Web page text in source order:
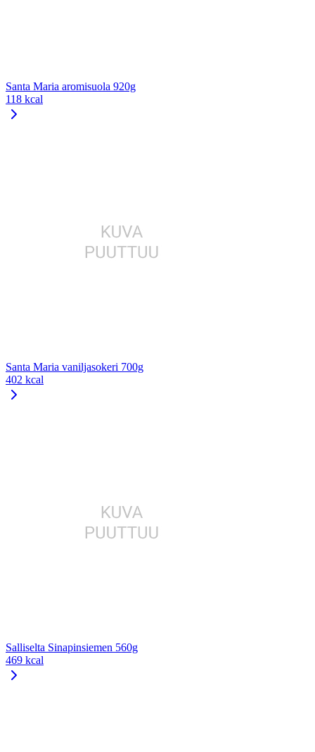
Santa Maria aromisuola 920g
118 kcal
Santa Maria vaniljasokeri 700g
402 kcal
Salliselta Sinapinsiemen 560g
469 kcal